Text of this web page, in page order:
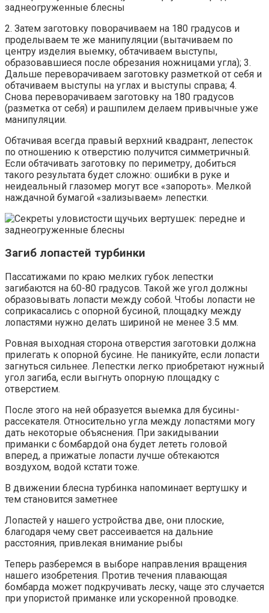
2. Затем заготовку поворачиваем на 180 градусов и
проделываем те же манипуляции (вытачиваем по
центру изделия выемку, обтачиваем выступы,
образовавшиеся после обрезания ножницами угла); 3.
Дальше переворачиваем заготовку разметкой от себя и
обтачиваем выступы на углах и выступы справа; 4.
Снова переворачиваем заготовку на 180 градусов
(разметка от себя) и рашпилем делаем привычные уже
манипуляции.
Обтачивая всегда правый верхний квадрант, лепесток
по отношению к отверстию получится симметричный.
Если обтачивать заготовку по периметру, добиться
такого результата будет сложно: ошибки в руке и
неидеальный глазомер могут все «запороть». Мелкой
наждачной бумагой «зализываем» лепестки.
Загиб лопастей турбинки
Пассатижами по краю мелких губок лепестки
загибаются на 60-80 градусов. Такой же угол должны
образовывать лопасти между собой. Чтобы лопасти не
соприкасались с опорной бусиной, площадку между
лопастями нужно делать шириной не менее 3.5 мм.
Ровная выходная сторона отверстия заготовки должна
прилегать к опорной бусине. Не паникуйте, если лопасти
загнуться сильнее. Лепестки легко приобретают нужный
угол загиба, если выгнуть опорную площадку с
отверстием.
После этого на ней образуется выемка для бусины-
рассекателя. Относительно угла между лопастями могу
дать некоторые объяснения. При закидывании
приманки с бомбардой она будет лететь головой
вперед, а прижатые лопасти лучше обтекаются
воздухом, водой кстати тоже.
В движении блесна турбинка напоминает вертушку и
тем становится заметнее
Лопастей у нашего устройства две, они плоские,
благодаря чему свет рассеивается на дальние
расстояния, привлекая внимание рыбы
Теперь разберемся в выборе направления вращения
нашего изобретения. Против течения плавающая
бомбарда может подкручивать леску, чаще это случается
при упористой приманке или ускоренной проводке.